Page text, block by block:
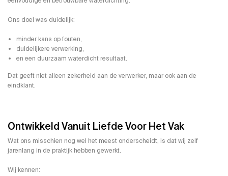
Ons doel was duidelijk:
minder kans op fouten,
duidelijkere verwerking,
en een duurzaam waterdicht resultaat.
Dat geeft niet alleen zekerheid aan de verwerker, maar ook aan de
eindklant.
Ontwikkeld Vanuit Liefde Voor Het Vak
Wat ons misschien nog wel het meest onderscheidt, is dat wij zelf
jarenlang in de praktijk hebben gewerkt.
Wij kennen: